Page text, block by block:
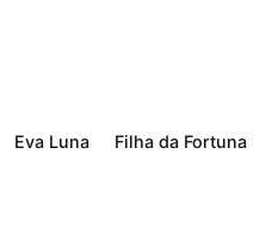
Eva Luna Filha da Fortuna